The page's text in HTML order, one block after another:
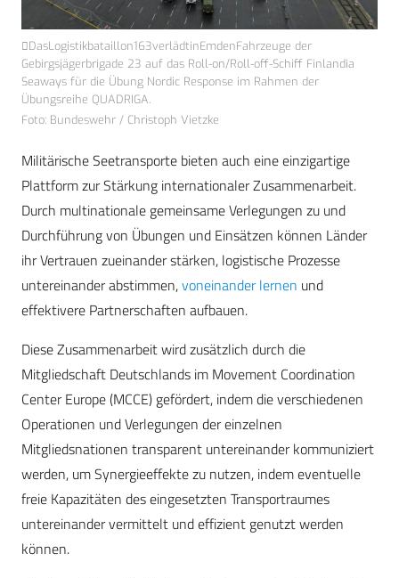
DasLogistikbataillon163verlädtinEmdenFahrzeuge der
Gebirgsjägerbrigade 23 auf das Roll-on/Roll-off-Schiff Finlandia
Seaways für die Übung Nordic Response im Rahmen der
Übungsreihe QUADRIGA.
Foto: Bundeswehr / Christoph Vietzke
Militärische Seetransporte bieten auch eine einzigartige
Plattform zur Stärkung internationaler Zusammenarbeit.
Durch multinationale gemeinsame Verlegungen zu und
Durchführung von Übungen und Einsätzen können Länder
ihr Vertrauen zueinander stärken, logistische Prozesse
untereinander abstimmen,voneinander lernen und
effektivere Partnerschaften aufbauen.
Diese Zusammenarbeit wird zusätzlich durch die
Mitgliedschaft Deutschlands im Movement Coordination
Center Europe (MCCE) gefördert, indem die verschiedenen
Operationen und Verlegungen der einzelnen
Mitgliedsnationen transparent untereinander kommuniziert
werden, um Synergieeffekte zu nutzen, indem eventuelle
freie Kapazitäten des eingesetzten Transportraumes
untereinander vermittelt und effizient genutzt werden
können.